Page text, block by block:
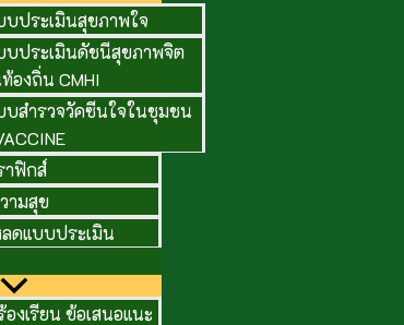
บประเมินสุขภาพใจ
บประเมินดัชนีสุขภาพจิต
องถิ่น CMHI
บสำรวจวัคซีนใจในชุมชน
าฟิกส์
ามสุข
ดแบบประเมิน
องเรียน ข้อเสนอแนะ